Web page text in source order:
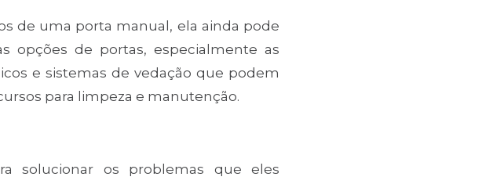
de uma porta manual, ela ainda pode
de portas, especialmente as
e sistemas de vedação que podem
para limpeza e manutenção.
solucionar os problemas que eles